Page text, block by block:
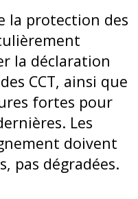
la protection des
la déclaration
CCT, ainsi que
fortes pour
Les
doivent
pas dégradées.